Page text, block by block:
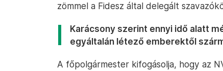
zömmel a Fidesz által delegált
Karácsony szerint ennyi idő alatt
egyáltalán létező emberektől
A főpolgármester kifogásolja, hogy az